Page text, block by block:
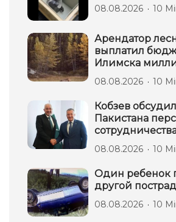
08.08.2026 10
Арендатор
выплатил
Илимска
08.08.2026 10
Кобзев
Пакистана
08.08.2026 10
Один ребенок
другой
08.08.2026 10